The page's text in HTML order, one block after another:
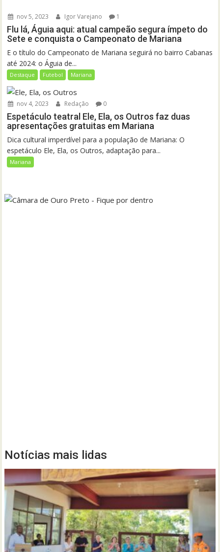
nov 5, 2023 Igor Varejano 1
Flu lá, Águia aqui: atual campeão segura ímpeto do
Sete e conquista o Campeonato de Mariana
E o título do Campeonato de Mariana seguirá no bairro Cabanas
até 2024: o Águia de...
Destaque Futebol Mariana
nov 4, 2023 Redação 0
Espetáculo teatral Ele, Ela, os Outros faz duas
apresentações gratuitas em Mariana
Dica cultural imperdível para a população de Mariana: O
espetáculo Ele, Ela, os Outros, adaptação para...
Mariana
Notícias mais lidas